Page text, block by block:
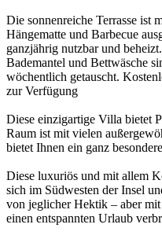
Die sonnenreiche Terrasse ist
Hängematte und Barbecue
ganzjährig nutzbar und
Bademantel und Bettwäsche
wöchentlich getauscht.
zur Verfügung
Diese einzigartige Villa bietet
Raum ist mit vielen
bietet Ihnen ein ganz
Diese luxuriös und mit allem
sich im Südwesten der Insel
von jeglicher Hektik – aber
einen entspannten Urlaub